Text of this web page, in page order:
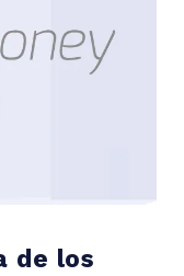
de los